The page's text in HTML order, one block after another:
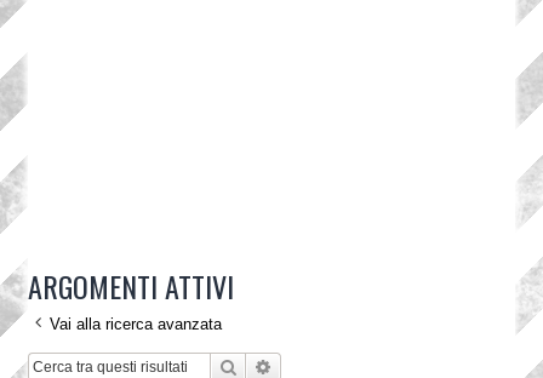
ARGOMENTI ATTIVI
Vai alla ricerca avanzata
Cerca